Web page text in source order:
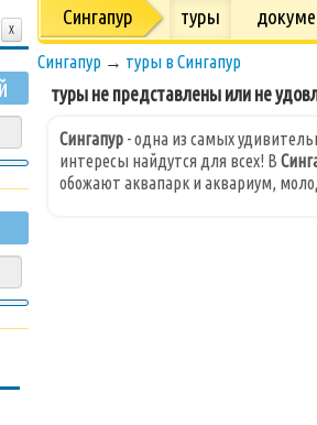
X
Сингапур туры
Сингапур → туры в Сингапур
туры не представлены или не
Сингапур - одна из самых
интересы найдутся для всех! В
обожают аквапарк и аквариум,